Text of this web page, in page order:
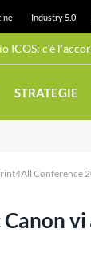
Industry 5.0
c’è
STRATEGIE
Conference
vi